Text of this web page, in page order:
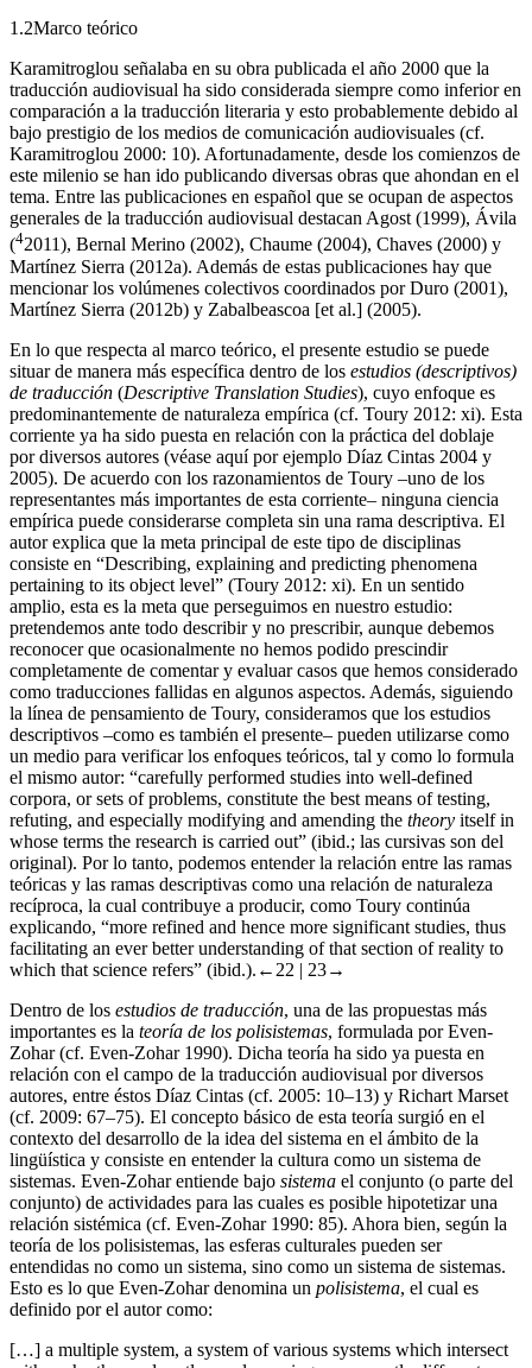
1.2Marco teórico
Karamitroglou señalaba en su obra publicada el año 2000 que la
traducción audiovisual ha sido considerada siempre como inferior en
comparación a la traducción literaria y esto probablemente debido al
bajo prestigio de los medios de comunicación audiovisuales (cf.
Karamitroglou 2000: 10). Afortunadamente, desde los comienzos de
este milenio se han ido publicando diversas obras que ahondan en el
tema. Entre las publicaciones en español que se ocupan de aspectos
generales de la traducción audiovisual destacan Agost (1999), Ávila
(42011), Bernal Merino (2002), Chaume (2004), Chaves (2000) y
Martínez Sierra (2012a). Además de estas publicaciones hay que
mencionar los volúmenes colectivos coordinados por Duro (2001),
Martínez Sierra (2012b) y Zabalbeascoa [et al.] (2005).
En lo que respecta al marco teórico, el presente estudio se puede
situar de manera más específica dentro de los estudios (descriptivos)
de traducción (Descriptive Translation Studies), cuyo enfoque es
predominantemente de naturaleza empírica (cf. Toury 2012: xi). Esta
corriente ya ha sido puesta en relación con la práctica del doblaje
por diversos autores (véase aquí por ejemplo Díaz Cintas 2004 y
2005). De acuerdo con los razonamientos de Toury –uno de los
representantes más importantes de esta corriente– ninguna ciencia
empírica puede considerarse completa sin una rama descriptiva. El
autor explica que la meta principal de este tipo de disciplinas
consiste en “Describing, explaining and predicting phenomena
pertaining to its object level” (Toury 2012: xi). En un sentido
amplio, esta es la meta que perseguimos en nuestro estudio:
pretendemos ante todo describir y no prescribir, aunque debemos
reconocer que ocasionalmente no hemos podido prescindir
completamente de comentar y evaluar casos que hemos considerado
como traducciones fallidas en algunos aspectos. Además, siguiendo
la línea de pensamiento de Toury, consideramos que los estudios
descriptivos –como es también el presente– pueden utilizarse como
un medio para verificar los enfoques teóricos, tal y como lo formula
el mismo autor: “carefully performed studies into well-defined
corpora, or sets of problems, constitute the best means of testing,
refuting, and especially modifying and amending the theory itself in
whose terms the research is carried out” (ibid.; las cursivas son del
original). Por lo tanto, podemos entender la relación entre las ramas
teóricas y las ramas descriptivas como una relación de naturaleza
recíproca, la cual contribuye a producir, como Toury continúa
explicando, “more refined and hence more significant studies, thus
facilitating an ever better understanding of that section of reality to
which that science refers” (ibid.). ←22 | 23→
Dentro de los estudios de traducción, una de las propuestas más
importantes es la teoría de los polisistemas, formulada por Even-
Zohar (cf. Even-Zohar 1990). Dicha teoría ha sido ya puesta en
relación con el campo de la traducción audiovisual por diversos
autores, entre éstos Díaz Cintas (cf. 2005: 10–13) y Richart Marset
(cf. 2009: 67–75). El concepto básico de esta teoría surgió en el
contexto del desarrollo de la idea del sistema en el ámbito de la
lingüística y consiste en entender la cultura como un sistema de
sistemas. Even-Zohar entiende bajo sistema el conjunto (o parte del
conjunto) de actividades para las cuales es posible hipotetizar una
relación sistémica (cf. Even-Zohar 1990: 85). Ahora bien, según la
teoría de los polisistemas, las esferas culturales pueden ser
entendidas no como un sistema, sino como un sistema de sistemas.
Esto es lo que Even-Zohar denomina un polisistema, el cual es
definido por el autor como:
[…] a multiple system, a system of various systems which intersect